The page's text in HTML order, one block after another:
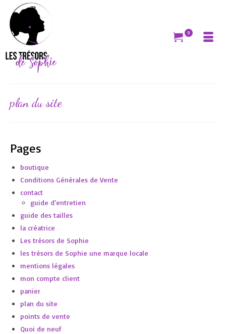
0
plan du site
Pages
boutique
Conditions Générales de Vente
contact
guide d’entretien
guide des tailles
la créatrice
Les trésors de Sophie
les trésors de Sophie une marque locale
mentions légales
mon compte client
panier
plan du site
points de vente
Quoi de neuf